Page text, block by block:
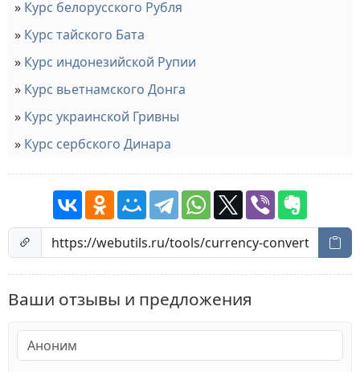
Курс белорусского Рубля
Курс тайского Бата
Курс индонезийской Рупии
Курс вьетнамского Донга
Курс украинской Гривны
Курс сербского Динара
Ваши отзывы и предложения